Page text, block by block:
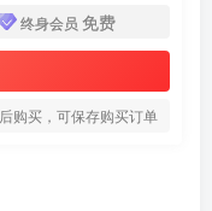
终身会员 免费
购买，可保存购买订单